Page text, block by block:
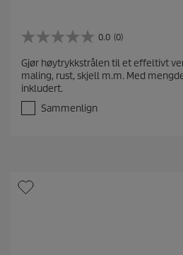
0.0 (0)
0
0
a
v
s
n
e
Gjør høytrykkstrålen til et effeltivt
maling, rust, skjell m.m. Med
inkludert.
Sammenlign